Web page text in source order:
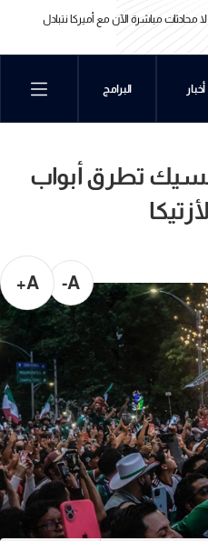
محادثات مباشرة الآن مع أميركا نتبادل
محادثات مباشرة الآن مع أميركا نتبادل
أخبار البرامج
تطرق أبواب
A-
A+